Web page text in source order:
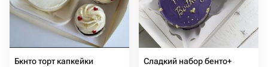
Бкнто торт капкейки
Сладкий набор бенто+